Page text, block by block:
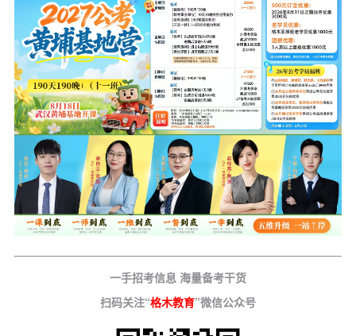
一手招考信息 海量备考干货
扫码关注“格木教育”微信公众号